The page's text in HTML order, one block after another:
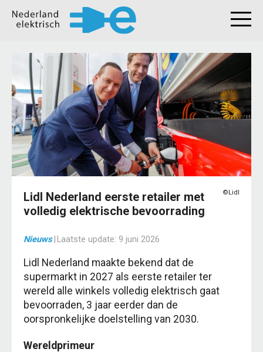
©Lidl
Lidl Nederland eerste retailer met
volledig elektrische bevoorrading
Nieuws|Laatste update: 9 juni 2026
Lidl Nederland maakte bekend dat de
supermarkt in 2027 als eerste retailer ter
wereld alle winkels volledig elektrisch gaat
bevoorraden, 3 jaar eerder dan de
oorspronkelijke doelstelling van 2030.
Wereldprimeur